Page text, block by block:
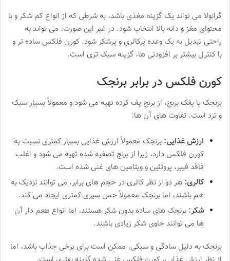
گرانولا می تواند یک گزینه مغذی باشد، به شرطی که از انواع کم شکر و با
محتوای مغز و دانه بالا انتخاب شود. در غیر این صورت، می تواند به
راحتی تبدیل به یک وعده پرکالری و پرشکر شود. کورن فلکس ساده تر و
با کنترل بیشتر بر افزودنی ها، گزینه سبک تری است.
کورن فلکس در برابر برنجک
برنجک یا پفک برنج، از برنج پف کرده تهیه می شود و معمولاً بسیار سبک
و ترد است. تفاوت های آن ها:
ارزش غذایی: برنجک معمولاً ارزش غذایی بسیار کمتری نسبت به
کورن فلکس دارد، زیرا از برنج تصفیه شده تهیه می شود و اغلب
فاقد فیبر، پروتئین و ویتامین های غنی شده است.
کالری: هر دو از نظر کالری در حجم های برابر، می توانند نزدیک به
هم باشند، اما برنجک معمولاً حس سیری کمتری ایجاد می کند.
شکر: برنجک های ساده بدون شکر هستند، اما انواع طعم دار آن
ها می توانند حاوی شکر زیادی باشند.
برنجک به دلیل سادگی و سبکی، ممکن است برای برخی جذاب باشد، اما